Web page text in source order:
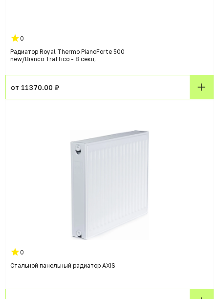
0
Радиатор Royal Thermo PianoForte 500
new/Bianco Traffico - 8 секц.
от 11370.00 ₽
0
Стальной панельный радиатор AXIS